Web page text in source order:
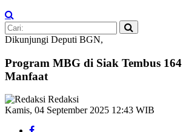
Dikunjungi Deputi BGN,
Program MBG di Siak Tembus
Manfaat
Redaksi
Kamis, 04 September 2025 12:43 WIB